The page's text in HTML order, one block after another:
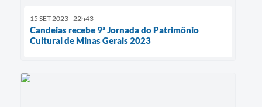
15 SET 2023 - 22h43
Candeias recebe 9ª Jornada do Patrimônio
Cultural de Minas Gerais 2023